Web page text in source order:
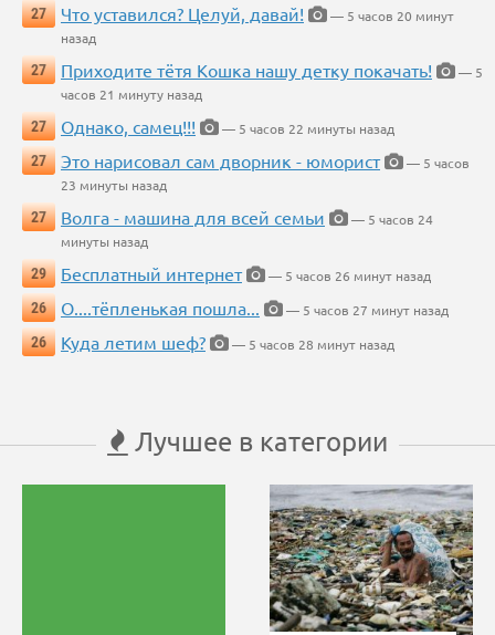
27
Что уставился? Целуй, давай!
— 5 часов 20 минут
назад
27
Приходите тётя Кошка нашу детку покачать!
— 5
часов 21 минуту назад
27
Однако, самец!!!
— 5 часов 22 минуты назад
27
Это нарисовал сам дворник - юморист
— 5 часов
23 минуты назад
27
Волга - машина для всей семьи
— 5 часов 24
минуты назад
29
Бесплатный интернет
— 5 часов 26 минут назад
26
О....тёпленькая пошла...
— 5 часов 27 минут назад
26
Куда летим шеф? — 5 часов 28 минут назад
Лучшее в категории